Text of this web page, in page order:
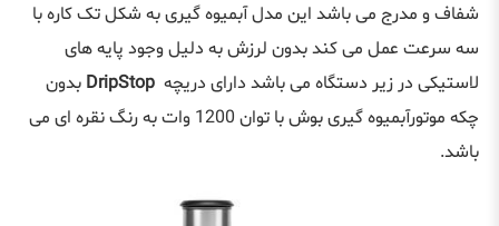
شفاف و مدرج می باشد این مدل آبمیوه گیری به شکل تک کاره با
سه سرعت عمل می کند بدون لرزش به دلیل وجود پایه های
لاستیکی در زیر دستگاه می باشد دارای دریچه DripStop بدون
چکه موتورآبمیوه گیری بوش با توان 1200 وات به رنگ نقره ای می
باشد.